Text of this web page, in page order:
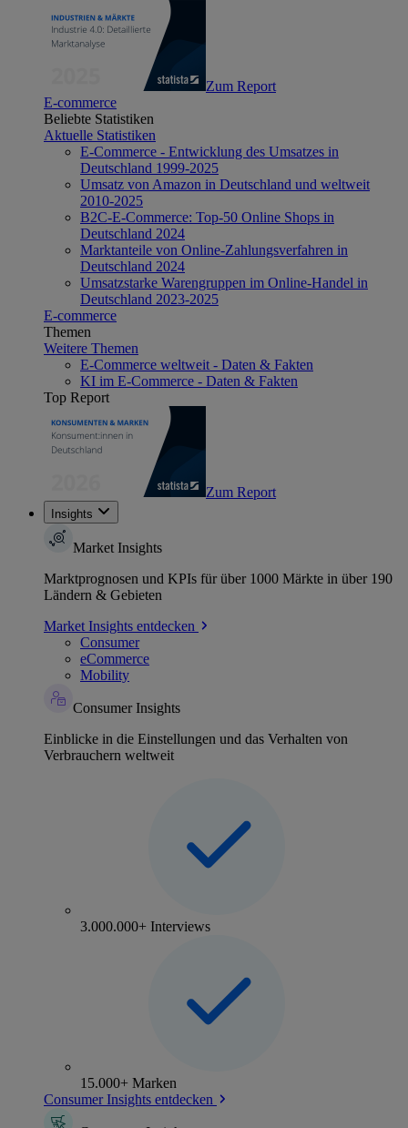
Zum Report
E-commerce
Beliebte Statistiken
Aktuelle Statistiken
E-Commerce - Entwicklung des Umsatzes in
Deutschland 1999-2025
Umsatz von Amazon in Deutschland und weltweit
2010-2025
B2C-E-Commerce: Top-50 Online Shops in
Deutschland 2024
Marktanteile von Online-Zahlungsverfahren in
Deutschland 2024
Umsatzstarke Warengruppen im Online-Handel in
Deutschland 2023-2025
E-commerce
Themen
Weitere Themen
E-Commerce weltweit - Daten & Fakten
KI im E-Commerce - Daten & Fakten
Top Report
Zum Report
Insights
Market Insights
Marktprognosen und KPIs für über 1000 Märkte in über 190
Ländern & Gebieten
Market Insights entdecken
Consumer
eCommerce
Mobility
Consumer Insights
Einblicke in die Einstellungen und das Verhalten von
Verbrauchern weltweit
3.000.000+ Interviews
15.000+ Marken
Consumer Insights entdecken